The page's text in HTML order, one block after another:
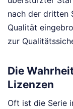
nach der dritten
Qualität
zur
Die
Lizenzen
Oft ist die Serie